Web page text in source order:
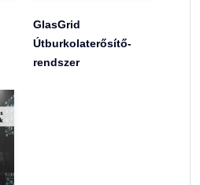
GlasGrid
Útburkolaterősítő-
rendszer